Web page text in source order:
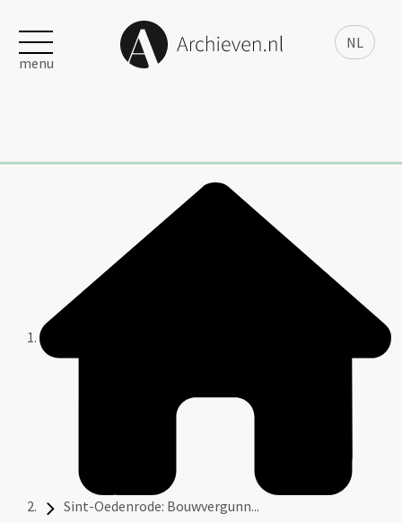
NL
menu
Sint-Oedenrode: Bouwvergunn...